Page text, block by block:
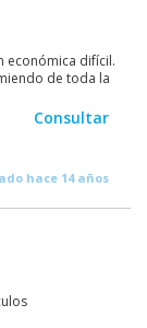
económica difícil.
de toda la
Consultar
hace 14 años